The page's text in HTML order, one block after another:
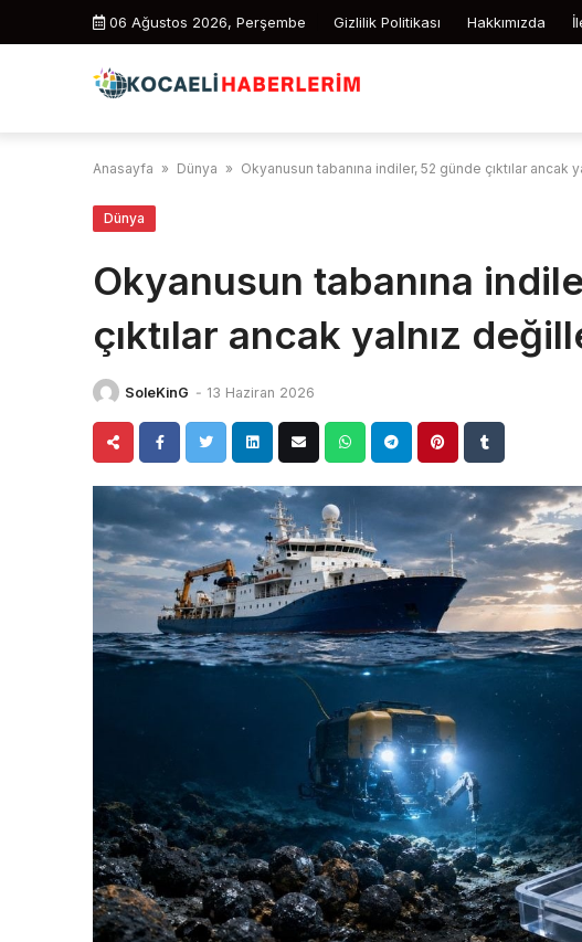
06 Ağustos 2026, Perşembe Gizlilik Politikası Hakkımızda
Anasayfa » Dünya » Okyanusun tabanına indiler, 52 günde çıktılar ancak
Dünya
Okyanusun tabanına
çıktılar ancak yalnız
SoleKinG - 13 Haziran 2026